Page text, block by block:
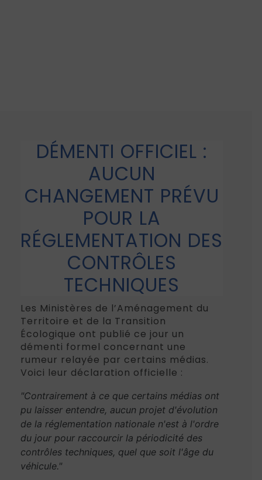
DÉMENTI OFFICIEL :
AUCUN
CHANGEMENT PRÉVU
POUR LA
RÉGLEMENTATION DES
CONTRÔLES
TECHNIQUES
Les Ministères de l’Aménagement du
Territoire et de la Transition
Écologique ont publié ce jour un
démenti formel concernant une
rumeur relayée par certains médias.
Voici leur déclaration officielle :
"Contrairement à ce que certains médias ont
pu laisser entendre, aucun projet d'évolution
de la réglementation nationale n'est à l'ordre
du jour pour raccourcir la périodicité des
contrôles techniques, quel que soit l'âge du
véhicule."